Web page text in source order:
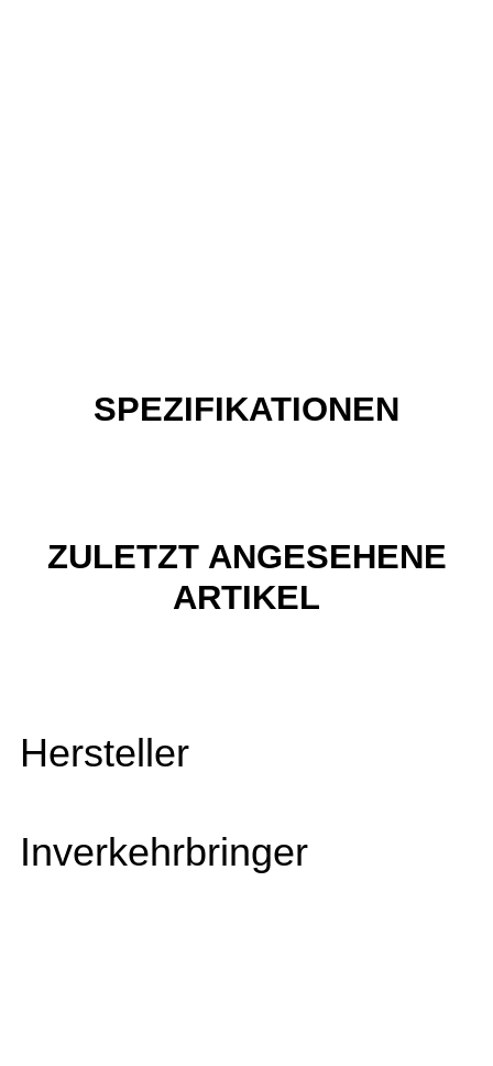
SPEZIFIKATIONEN
ZULETZT ANGESEHENE
ARTIKEL
Hersteller
Inverkehrbringer